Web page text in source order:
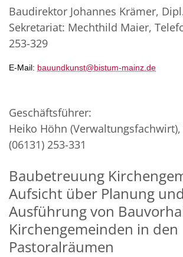
Baudirektor Johannes Krämer,
Sekretariat: Mechthild Maier,
253-329
E-Mail: bauundkunst@bistum-mainz.de
Geschäftsführer:
Heiko Höhn
(06131) 253-331
Baubetreuung
Aufsicht über Planung und
Ausführung von
Kirchengemeinden in den
Pastoralräumen